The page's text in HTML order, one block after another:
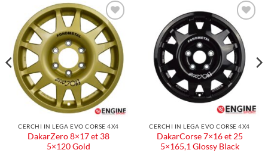
Aggiungi
alla lista
dei
desideri
CERCHI IN LEGA EVO CORSE 4X4
DakarZero 8×17 et 38
5×120 Gold
Aggiungi
alla lista
dei
desideri
CERCHI IN LEGA EVO CORSE 4X4
DakarCorse 7×16 et 25
5×165,1 Glossy Black